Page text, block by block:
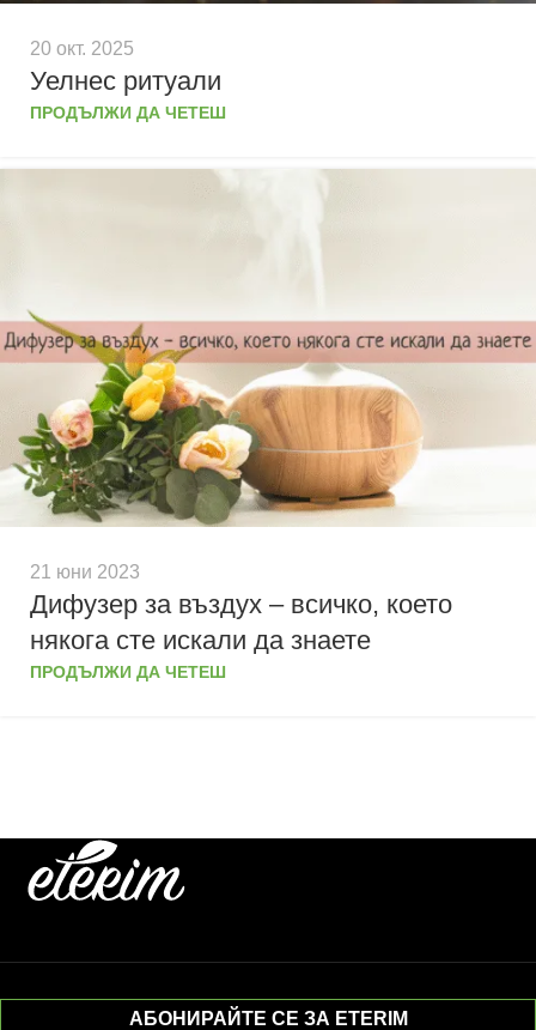
20 окт. 2025
Уелнес ритуали
ПРОДЪЛЖИ ДА ЧЕТЕШ
21 юни 2023
Дифузер за въздух – всичко, което
някога сте искали да знаете
ПРОДЪЛЖИ ДА ЧЕТЕШ
АБОНИРАЙТЕ СЕ ЗА ETERIM